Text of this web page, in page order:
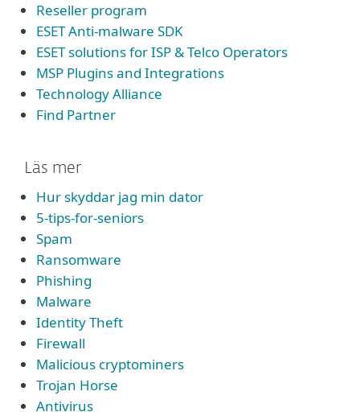
Reseller program
ESET Anti-malware SDK
ESET solutions for ISP & Telco Operators
MSP Plugins and Integrations
Technology Alliance
Find Partner
Läs mer
Hur skyddar jag min dator
5-tips-for-seniors
Spam
Ransomware
Phishing
Malware
Identity Theft
Firewall
Malicious cryptominers
Trojan Horse
Antivirus